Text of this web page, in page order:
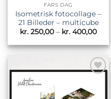
FARS DAG
Isometrisk fotocollage –
21 Billeder – multicube
kr. 250,00 – kr. 400,00
til
kr.
ønskeliste